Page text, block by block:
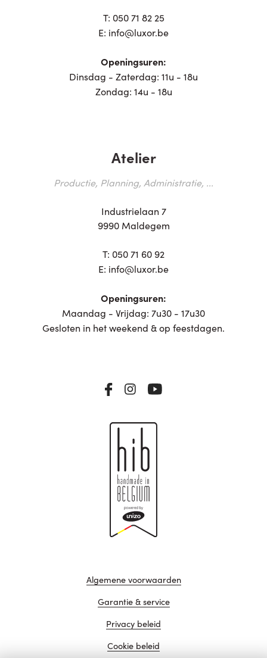
T: 050 71 82 25
E: info@luxor.be
Openingsuren:
Dinsdag - Zaterdag: 11u - 18u
Zondag: 14u - 18u
Atelier
Productie, Planning, Administratie, ...
Industrielaan 7
9990 Maldegem
T: 050 71 60 92
E: info@luxor.be
Openingsuren:
Maandag - Vrijdag: 7u30 - 17u30
Gesloten in het weekend & op feestdagen.
Algemene voorwaarden
Garantie & service
Privacy beleid
Cookie beleid